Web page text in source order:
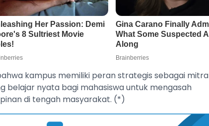
kampus memiliki peran strategis sebagai mitra
belajar nyata bagi mahasiswa untuk mengasah
di tengah masyarakat. (*)